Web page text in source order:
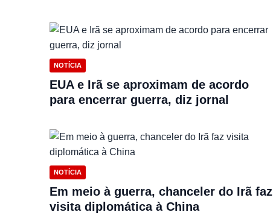
NOTÍCIA
EUA e Irã se aproximam de acordo
para encerrar guerra, diz jornal
NOTÍCIA
Em meio à guerra, chanceler do Irã faz
visita diplomática à China